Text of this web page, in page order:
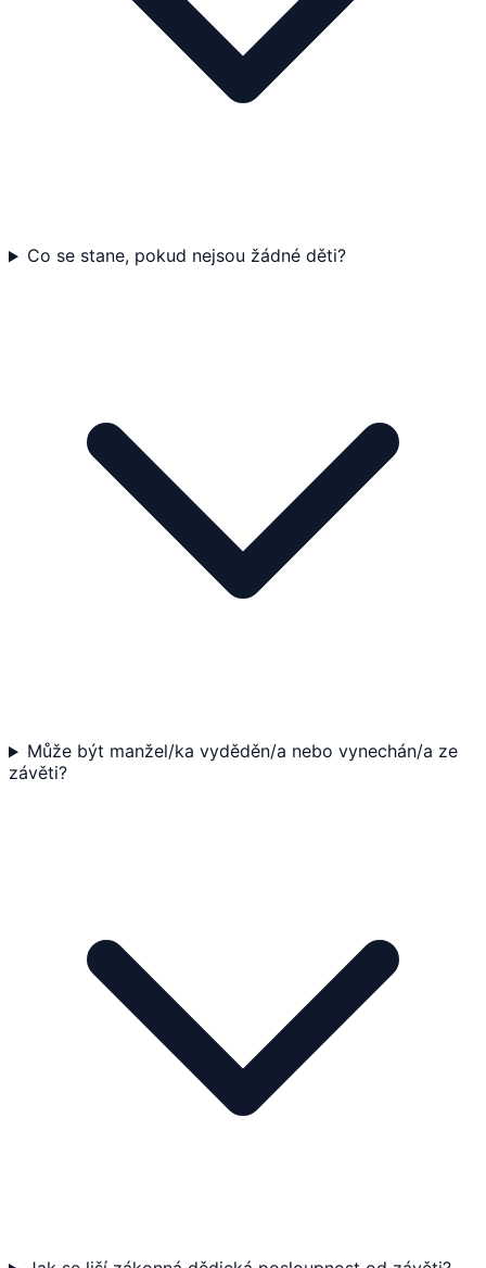
Co se stane, pokud nejsou žádné děti?
Může být manžel/ka vyděděn/a nebo vynechán/a ze
závěti?